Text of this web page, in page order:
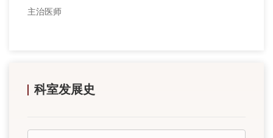
主治医师
科室发展史